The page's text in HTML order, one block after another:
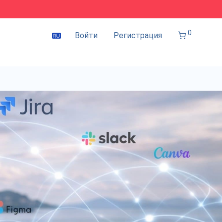
Войти Регистрация 0